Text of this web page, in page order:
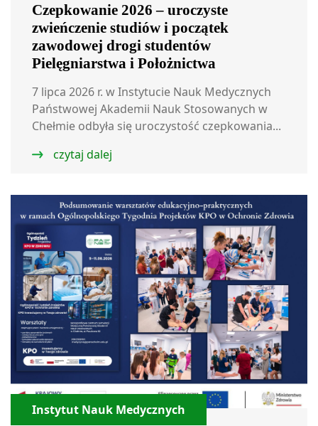
Czepkowanie 2026 – uroczyste
zwieńczenie studiów i początek
zawodowej drogi studentów
Pielęgniarstwa i Położnictwa
7 lipca 2026 r. w Instytucie Nauk Medycznych
Państwowej Akademii Nauk Stosowanych w
Chełmie odbyła się uroczystość czepkowania...
czytaj dalej
Instytut Nauk Medycznych